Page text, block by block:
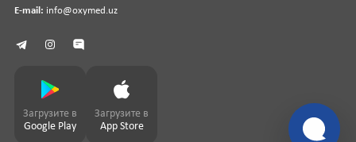
E-mail: info@oxymed.uz
Загрузите в
Google Play
Загрузите в
App Store